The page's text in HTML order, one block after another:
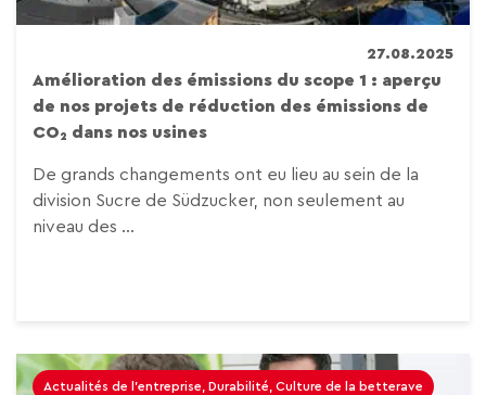
27.08.2025
Amélioration des émissions du scope 1 : aperçu
de nos projets de réduction des émissions de
CO₂ dans nos usines
De grands changements ont eu lieu au sein de la
division Sucre de Südzucker, non seulement au
niveau des ...
Actualités de l'entreprise, Durabilité, Culture de la betterave